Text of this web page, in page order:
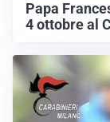
Papa
4 ottobre al